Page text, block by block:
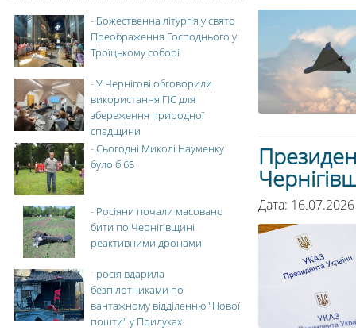
Дата:
- Божественна літургія у свято
Преображення Господнього у
Троїцькому соборі
-У Чернігові обговорили
використання ГІС для
збереження природної
спадщини
-Сьогодні Миколі Науменку
було б 65
- Росіяни почали масовано
бити по Чернігівщині
реактивними дронами
- росія вдарила
безпілотниками по
вантажному відділенню "Нової
пошти" у Прилуках